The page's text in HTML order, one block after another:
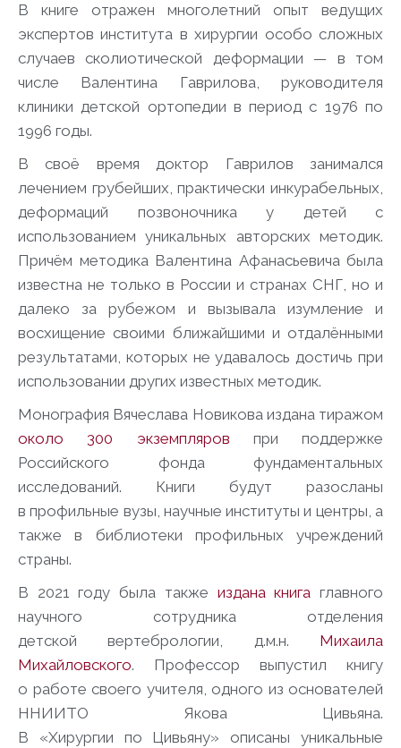
В книге отражен многолетний опыт ведущих
экспертов института в хирургии особо сложных
случаев сколиотической деформации — в том
числе Валентина Гаврилова, руководителя
клиники детской ортопедии в период с 1976 по
1996 годы.
В своё время доктор Гаврилов занимался
лечением грубейших, практически инкурабельных,
деформаций позвоночника у детей с
использованием уникальных авторских методик.
Причём методика Валентина Афанасьевичабыла
известна не только в России и странах СНГ, но и
далеко за рубежом и вызывала изумление и
восхищение своими ближайшими и отдалёнными
результатами, которых не удавалось достичь при
использовании других известных методик.
Монография Вячеслава Новикова издана тиражом
около 300 экземпляров при поддержке
Российского фонда фундаментальных
исследований. Книги будут разосланы
в профильные вузы, научные институты и центры, а
также в библиотеки профильных учреждений
страны.
В 2021 году была также издана книгаглавного
научного сотрудника отделения
детскойвертебрологии, д.м.н. Михаила
Михайловского. Профессор выпустил книгу
о работе своего учителя, одного из основателей
ННИИТО Якова Цивьяна.
В «Хирургии по Цивьяну» описаны уникальные